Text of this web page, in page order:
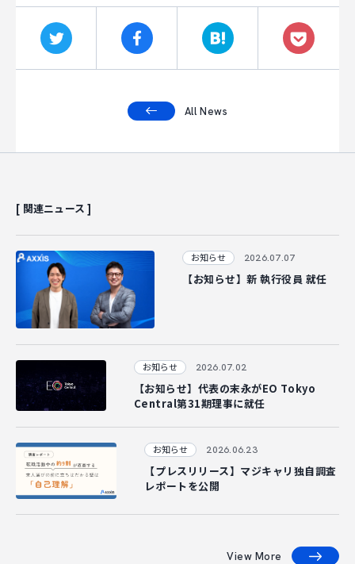
All News
[ 関連ニュース ]
お知らせ 2026.07.07
【お知らせ】新 執行役員 就任
お知らせ 2026.07.02
【お知らせ】代表の末永がEO Tokyo
Central第31期理事に就任
お知らせ 2026.06.23
【プレスリリース】マジキャリ独自調査
レポートを公開
View More